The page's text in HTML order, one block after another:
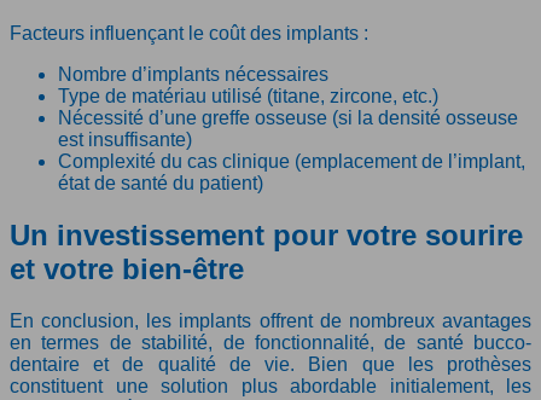
Facteurs influençant le coût des implants :
Nombre d’implants nécessaires
Type de matériau utilisé (titane, zircone, etc.)
Nécessité d’une greffe osseuse (si la densité osseuse
est insuffisante)
Complexité du cas clinique (emplacement de l’implant,
état de santé du patient)
Un investissement pour votre sourire
et votre bien-être
En conclusion, les implants offrent de nombreux avantages
en termes de stabilité, de fonctionnalité, de santé bucco-
dentaire et de qualité de vie. Bien que les prothèses
constituent une solution plus abordable initialement, les